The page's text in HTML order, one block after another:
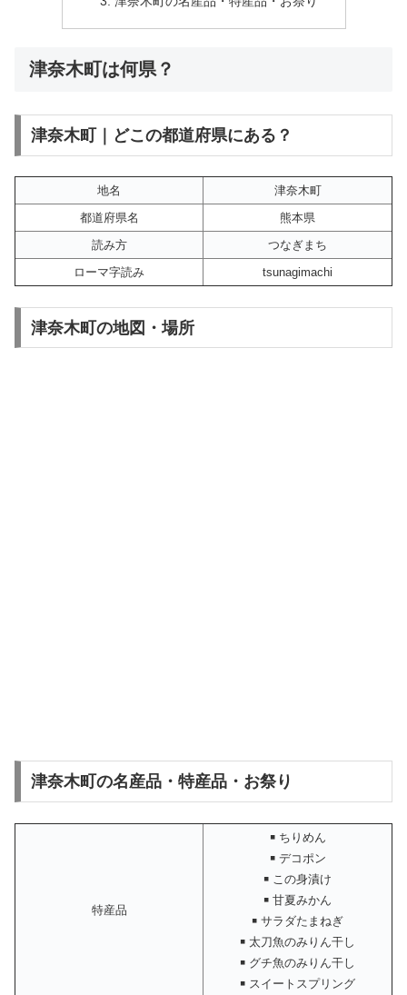
津奈木町は何県？
津奈木町｜どこの都道府県にある？
地名
津奈木町
都道府県名
熊本県
読み方
つなぎまち
ローマ字読み
tsunagimachi
津奈木町の地図・場所
津奈木町の名産品・特産品・お祭り
特産品
￭ ちりめん
￭ デコポン
￭ この身漬け
￭ 甘夏みかん
￭ サラダたまねぎ
￭ 太刀魚のみりん干し
￭ グチ魚のみりん干し
￭ スイートスプリング